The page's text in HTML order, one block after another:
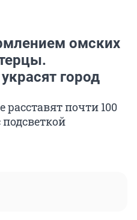
омских
город
почти 100